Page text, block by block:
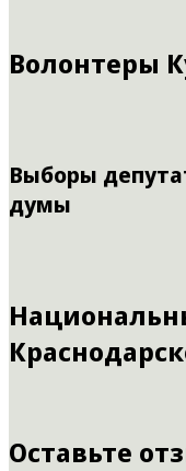
Волонтеры
Выборы
думы
Оставьте